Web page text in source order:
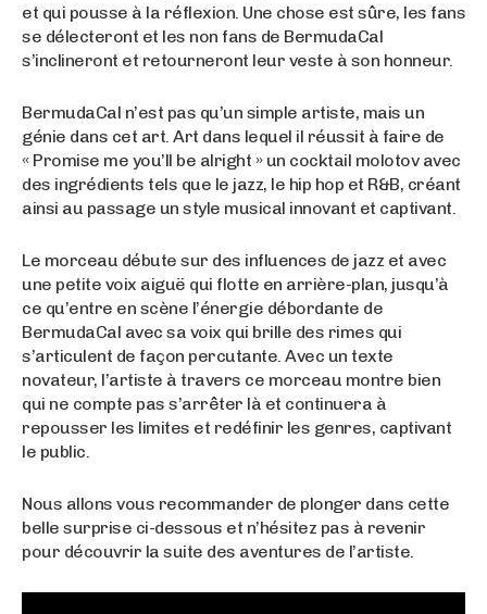
et qui pousse à la réflexion. Une chose est sûre, les fans
se délecteront et les non fans de BermudaCal
s’inclineront et retourneront leur veste à son honneur.
BermudaCal n’est pas qu’un simple artiste, mais un
génie dans cet art. Art dans lequel il réussit à faire de
« Promise me you’ll be alright » un cocktail molotov avec
des ingrédients tels que le jazz, le hip hop et R&B, créant
ainsi au passage un style musical innovant et captivant.
Le morceau débute sur des influences de jazz et avec
une petite voix aiguë qui flotte en arrière-plan, jusqu’à
ce qu’entre en scène l’énergie débordante de
BermudaCal avec sa voix qui brille des rimes qui
s’articulent de façon percutante. Avec un texte
novateur, l’artiste à travers ce morceau montre bien
qui ne compte pas s’arrêter là et continuera à
repousser les limites et redéfinir les genres, captivant
le public.
Nous allons vous recommander de plonger dans cette
belle surprise ci-dessous et n’hésitez pas à revenir
pour découvrir la suite des aventures de l’artiste.